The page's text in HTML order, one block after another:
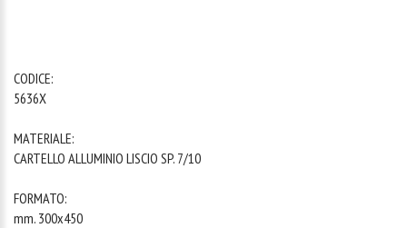
CODICE:
5636X
MATERIALE:
CARTELLO ALLUMINIO LISCIO SP. 7/10
FORMATO:
mm. 300x450